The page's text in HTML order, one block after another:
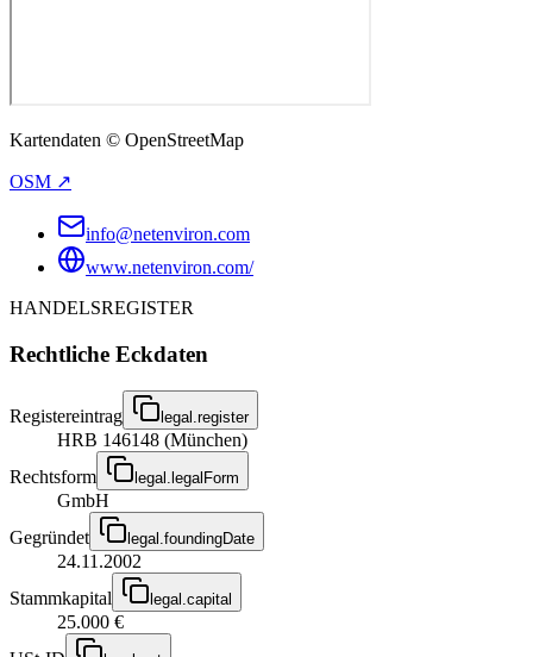
Kartendaten © OpenStreetMap
OSM ↗
info@netenviron.com
www.netenviron.com/
HANDELSREGISTER
Rechtliche Eckdaten
Registereintrag legal.register
HRB 146148 (München)
Rechtsform
legal.legalForm
GmbH
Gegründet
legal.foundingDate
24.11.2002
Stammkapital
legal.capital
25.000 €